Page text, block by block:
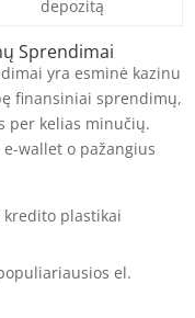
depozitą
Sprendimai
yra esminė kazinu
finansiniai sprendimų,
per kelias minučių.
wallet o pažangius
kredito plastikai
el.